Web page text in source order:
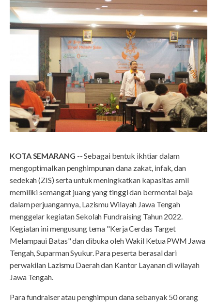
KOTA SEMARANG -- Sebagai bentuk ikhtiar dalam
mengoptimalkan penghimpunan dana zakat, infak, dan
sedekah (ZIS) serta untuk meningkatkan kapasitas amil
memiliki semangat juang yang tinggi dan bermental baja
dalam perjuangannya, Lazismu Wilayah Jawa Tengah
menggelar kegiatan Sekolah Fundraising Tahun 2022.
Kegiatan ini mengusung tema "Kerja Cerdas Target
Melampaui Batas" dan dibuka oleh Wakil Ketua PWM Jawa
Tengah, Suparman Syukur. Para peserta berasal dari
perwakilan Lazismu Daerah dan Kantor Layanan di wilayah
Jawa Tengah.
Para fundraiser atau penghimpun dana sebanyak 50 orang